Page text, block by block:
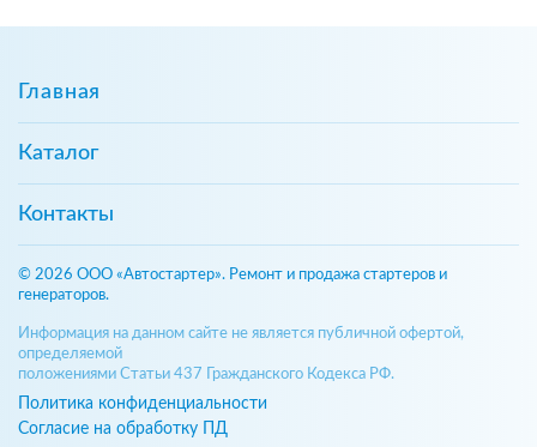
Главная
Каталог
Контакты
© 2026 ООО «Автостартер». Ремонт и продажа стартеров и
генераторов.
Информация на данном сайте не является публичной офертой,
определяемой
положениями Статьи 437 Гражданского Кодекса РФ.
Политика конфиденциальности
Согласие на обработку ПД